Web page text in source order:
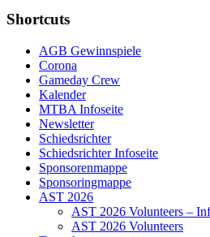
Shortcuts
AGB Gewinnspiele
Corona
Gameday Crew
Kalender
MTBA Infoseite
Newsletter
Schiedsrichter
Schiedsrichter Infoseite
Sponsorenmappe
Sponsoringmappe
AST 2026
AST 2026 Volunteers –
AST 2026 Volunteers